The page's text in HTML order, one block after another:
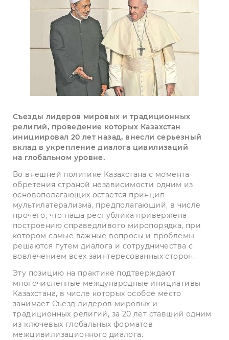
Съезды лидеров мировых и традиционных
религий, проведение которых Казахстан
инициировал 20 лет назад, внесли серьезный
вклад в укрепление диалога цивилизаций
на глобальном уровне.
Во внешней политике Казах­стана­ с момента
обретения страной независимости одним из
основополагающих остается принцип
мультилатерализма, предполагающий, в числе
прочего, что наша республика привержена
построению справедливого миропорядка, при
котором самые важные вопросы и проблемы
решаются путем диалога и сотрудничества с
вовлечением всех заинтересованных сторон.
Эту позицию на практике подтверждают
многочисленные международные инициативы
Казахстана, в числе которых особое место
занимает Съезд лидеров мировых и
традиционных религий, за 20 лет ставший одним
из ключевых глобальных форматов
межцивилизационного диалога.